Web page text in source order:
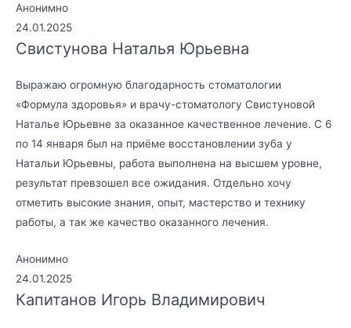
Анонимно
24.01.2025
Свистунова Наталья Юрьевна
Выражаю огромную благодарность стоматологии
«Формула здоровья» и врачу-стоматологу Свистуновой
Наталье Юрьевне за оказанное качественное лечение. С 6
по 14 января был на приёме восстановлении зуба у
Натальи Юрьевны, работа выполнена на высшем уровне,
результат превзошел все ожидания. Отдельно хочу
отметить высокие знания, опыт, мастерство и технику
работы, а так же качество оказанного лечения.
Анонимно
24.01.2025
Капитанов Игорь Владимирович